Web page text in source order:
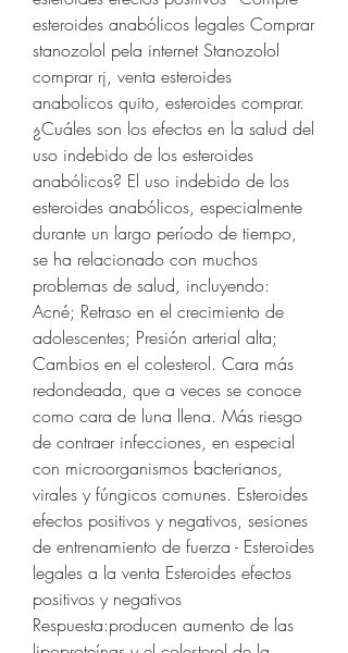
esteroides anabólicos legales Comprar
stanozolol pela internet Stanozolol
comprar rj, venta esteroides
anabolicos quito, esteroides comprar.
¿Cuáles son los efectos en la salud del
uso indebido de los esteroides
anabólicos? El uso indebido de los
esteroides anabólicos, especialmente
durante un largo período de tiempo,
se ha relacionado con muchos
problemas de salud, incluyendo:
Acné; Retraso en el crecimiento de
adolescentes; Presión arterial alta;
Cambios en el colesterol. Cara más
redondeada, que a veces se conoce
como cara de luna llena. Más riesgo
de contraer infecciones, en especial
con microorganismos bacterianos,
virales y fúngicos comunes. Esteroides
efectos positivos y negativos, sesiones
de entrenamiento de fuerza - Esteroides
legales a la venta Esteroides efectos
positivos y negativos
Respuesta:producen aumento de las